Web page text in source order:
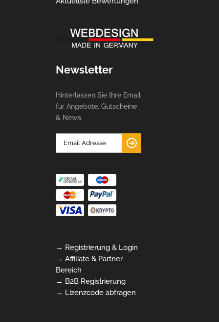
Newsletter
Hinterlassen Sie Ihre Email
für Angebote, Gutscheine
& News.
→ Registrierung & Login
→ Affiliate & Partner
Bereich
→ B2B Registrierung
→ Lizenzcode abfragen